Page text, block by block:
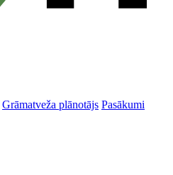
Grāmatveža plānotājs Pasākumi